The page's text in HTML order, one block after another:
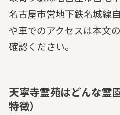
名古屋市営地下鉄名城線
や車でのアクセスは本文
確認ください。
天寧寺霊苑はどんな霊
特徴）